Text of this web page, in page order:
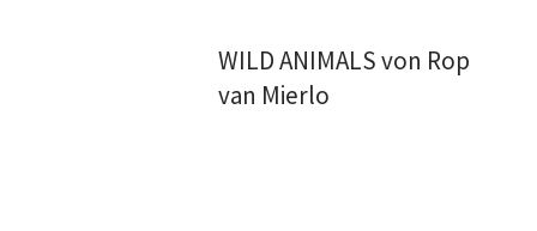
WILD ANIMALS von Rop
van Mierlo